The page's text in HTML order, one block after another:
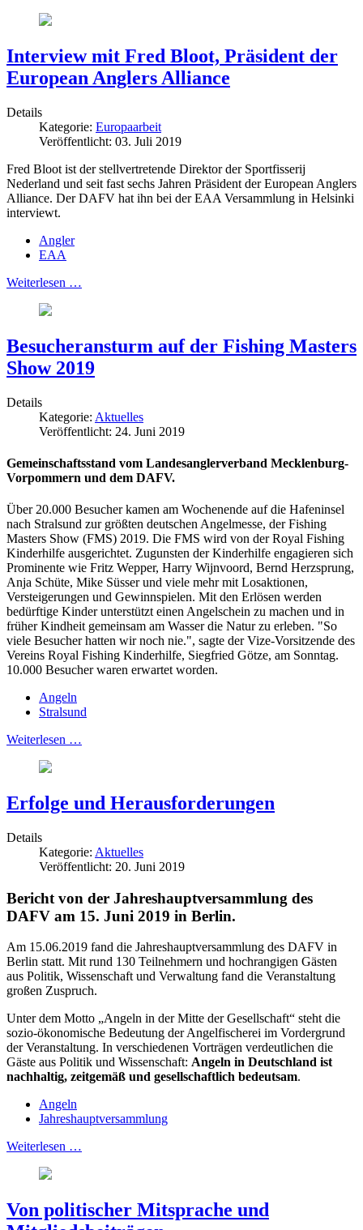
Interview mit Fred Bloot, Präsident der
European Anglers Alliance
Details
Kategorie: Europaarbeit
Veröffentlicht: 03. Juli 2019
Fred Bloot ist der stellvertretende Direktor der Sportfisserij
Nederland und seit fast sechs Jahren Präsident der European Anglers
Alliance. Der DAFV hat ihn bei der EAA Versammlung in Helsinki
interviewt.
Angler
EAA
Weiterlesen …
Besucheransturm auf der Fishing Masters
Show 2019
Details
Kategorie: Aktuelles
Veröffentlicht: 24. Juni 2019
Gemeinschaftsstand vom Landesanglerverband Mecklenburg-
Vorpommern und dem DAFV.
Über 20.000 Besucher kamen am Wochenende auf die Hafeninsel
nach Stralsund zur größten deutschen Angelmesse, der Fishing
Masters Show (FMS) 2019. Die FMS wird von der Royal Fishing
Kinderhilfe ausgerichtet. Zugunsten der Kinderhilfe engagieren sich
Prominente wie Fritz Wepper, Harry Wijnvoord, Bernd Herzsprung,
Anja Schüte, Mike Süsser und viele mehr mit Losaktionen,
Versteigerungen und Gewinnspielen. Mit den Erlösen werden
bedürftige Kinder unterstützt einen Angelschein zu machen und in
früher Kindheit gemeinsam am Wasser die Natur zu erleben. "So
viele Besucher hatten wir noch nie.", sagte der Vize-Vorsitzende des
Vereins Royal Fishing Kinderhilfe, Siegfried Götze, am Sonntag.
10.000 Besucher waren erwartet worden.
Angeln
Stralsund
Weiterlesen …
Erfolge und Herausforderungen
Details
Kategorie: Aktuelles
Veröffentlicht: 20. Juni 2019
Bericht von der Jahreshauptversammlung des
DAFV am 15. Juni 2019 in Berlin.
Am 15.06.2019 fand die Jahreshauptversammlung des DAFV in
Berlin statt. Mit rund 130 Teilnehmern und hochrangigen Gästen
aus Politik, Wissenschaft und Verwaltung fand die Veranstaltung
großen Zuspruch.
Unter dem Motto „Angeln in der Mitte der Gesellschaft“ steht die
sozio-ökonomische Bedeutung der Angelfischerei im Vordergrund
der Veranstaltung. In verschiedenen Vorträgen verdeutlichen die
Gäste aus Politik und Wissenschaft: Angeln in Deutschland ist
nachhaltig, zeitgemäß und gesellschaftlich bedeutsam.
Angeln
Jahreshauptversammlung
Weiterlesen …
Von politischer Mitsprache und